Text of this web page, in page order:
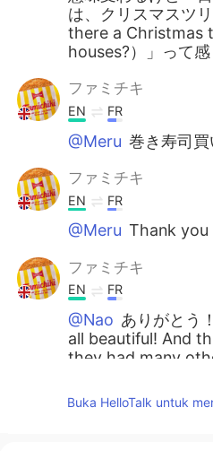
は、クリスマスツ
there a Christmas
houses?）」って
ファミチキ
EN FR
@Meru 巻き寿司
ファミチキ
EN FR
@Meru Thank
ファミチキ
EN FR
@Nao ありがとう
all beautiful! And
they had many
ファミチキ
Buka HelloTalk untuk